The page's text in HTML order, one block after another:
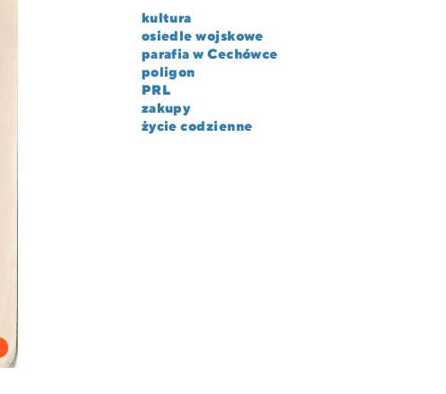
kultura
osiedle wojskowe
parafia w Cechówce
poligon
PRL
zakupy
życie codzienne